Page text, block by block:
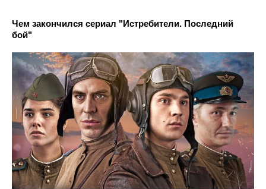
Чем закончился сериал "Истребители. Последний
бой"